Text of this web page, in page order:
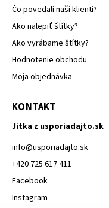
Čo povedali naši klienti?
Ako nalepiť štítky?
Ako vyrábame štítky?
Hodnotenie obchodu
Moja objednávka
KONTAKT
Jitka z usporiadajto.sk
info@usporiadajto.sk
+420 725 617 411
Facebook
Instagram